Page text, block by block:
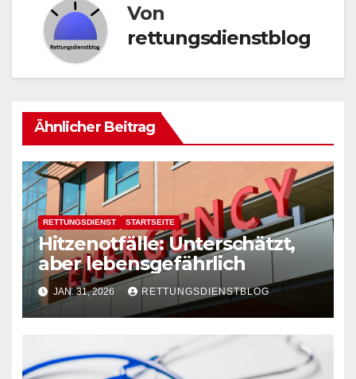
Von
rettungsdienstblog
Ähnlicher Beitrag
RETTUNGSDIENST STARTSEITE
Hitzenotfälle: Unterschätzt,
aber lebensgefährlich
JAN. 31, 2026 RETTUNGSDIENSTBLOG